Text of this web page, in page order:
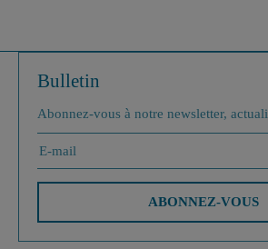
Bulletin
Abonnez-vous à notre newsletter,
ABONNEZ-VOUS